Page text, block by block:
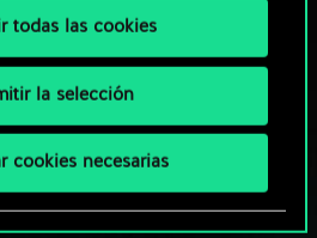
todas las cookies
la selección
cookies necesarias